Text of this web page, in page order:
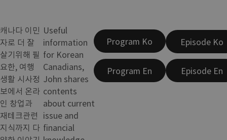
캐나다 이민
자로 더 잘
살기위해 필
요한, 여행
생활 시사정
보에서 온라
인 창업과
재테크관련
지식까지 다
Useful
information
for Korean
Canadians,
John shares
contents
about current
issue and
financial
Program Ko
Program En
Episode Ko
Episode En